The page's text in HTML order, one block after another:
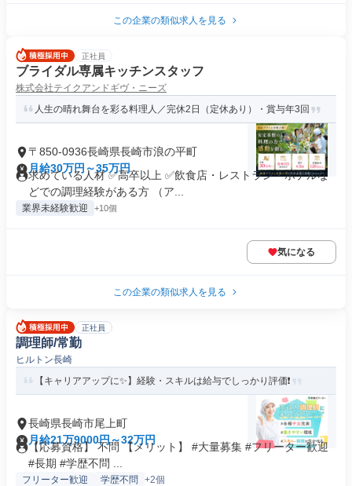
この企業の類似求人を見る
正社員
ブライダル専属キッチンスタッフ
株式会社テイクアンドギヴ・ニーズ
人生の晴れ舞台を彩る料理人／完休2日（定休あり）・賞与年3回
〒850-0936長崎県長崎市浪の平町
月給30万円～35万円
求めている人材 ✅高卒以上 ✅飲食店・レストラン・ホテルな
どでの調理経験がある方 （ア...
業界未経験歓迎 +10個
気になる
この企業の類似求人を見る
正社員
調理師/常勤
ヒルトン長崎
【キャリアアップに✨】経験・スキルは給与でしっかり評価❗️
長崎県長崎市尾上町
月給21万9000円～32万円
【応募資格】 不問 【メリット】 #大量募集 #フリーター歓迎
#長期 #学歴不問 ...
フリーター歓迎 学歴不問 +2個